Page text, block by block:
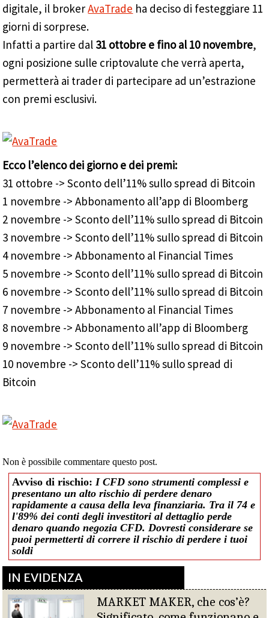
digitale, il brokerAvaTrade ha deciso di festeggiare 11
giorni di sorprese.
Infatti a partire dal 31 ottobre e fino al 10 novembre,
ogni posizione sulle criptovalute che verrà aperta,
permetterà ai trader di partecipare ad un’estrazione
con premi esclusivi.
Ecco l’elenco dei giorno e dei premi:
31 ottobre -> Sconto dell’11% sullo spread di Bitcoin
1 novembre -> Abbonamento all’app di Bloomberg
2 novembre -> Sconto dell’11% sullo spread di Bitcoin
3 novembre -> Sconto dell’11% sullo spread di Bitcoin
4 novembre -> Abbonamento al Financial Times
5 novembre -> Sconto dell’11% sullo spread di Bitcoin
6 novembre -> Sconto dell’11% sullo spread di Bitcoin
7 novembre -> Abbonamento al Financial Times
8 novembre -> Abbonamento all’app di Bloomberg
9 novembre -> Sconto dell’11% sullo spread di Bitcoin
10 novembre -> Sconto dell’11% sullo spread di
Bitcoin
Non è possibile commentare questo post.
Avviso di rischio: I CFD sono strumenti complessi e
presentano un alto rischio di perdere denaro
rapidamente a causa della leva finanziaria. Tra il 74 e
l'89% dei conti degli investitori al dettaglio perde
denaro quando negozia CFD. Dovresti considerare se
puoi permetterti di correre il rischio di perdere i tuoi
soldi
IN EVIDENZA
MARKET MAKER, che cos’è?